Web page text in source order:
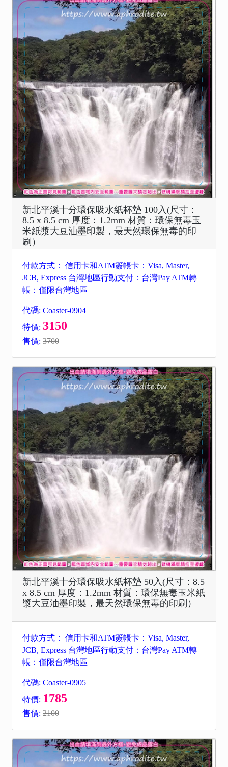
新北平溪十分環保吸水紙杯墊 100入(尺寸：
8.5 x 8.5 cm 厚度：1.2mm 材質：環保無毒玉
米紙漿大豆油墨印製，最天然環保無毒的印
刷）
付款方式： 信用卡和ATM簽帳卡：Visa, Master,
JCB, Express 台灣地區行動支付：台灣Pay ATM轉
帳：僅限台灣地區
代碼: Coaster-0904
特價: 3150
售價: 3700
新北平溪十分環保吸水紙杯墊 50入(尺寸：8.5
x 8.5 cm 厚度：1.2mm 材質：環保無毒玉米紙
漿大豆油墨印製，最天然環保無毒的印刷）
付款方式： 信用卡和ATM簽帳卡：Visa, Master,
JCB, Express 台灣地區行動支付：台灣Pay ATM轉
帳：僅限台灣地區
代碼: Coaster-0905
特價: 1785
售價: 2100